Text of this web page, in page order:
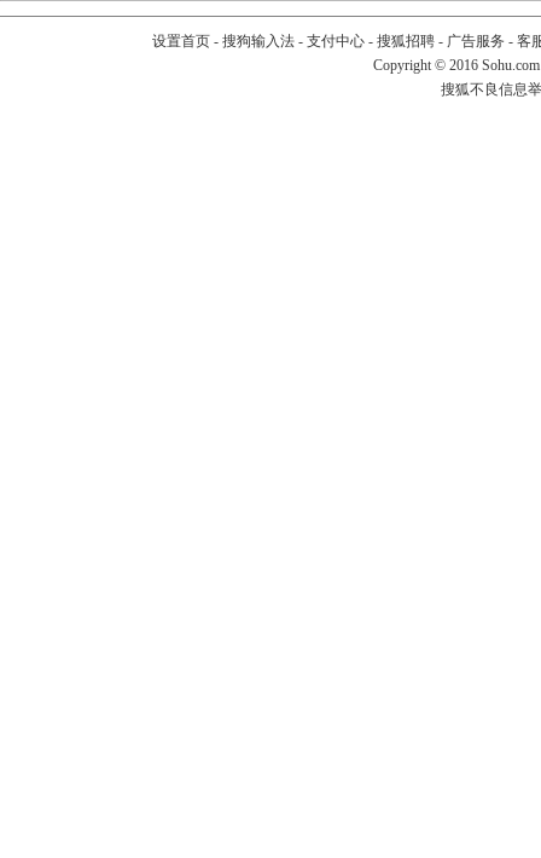
设置首页- 搜狗输入法- 支付中心- 搜狐招聘- 广告服务 - 客
Copyright © 2016
搜狐不良信息